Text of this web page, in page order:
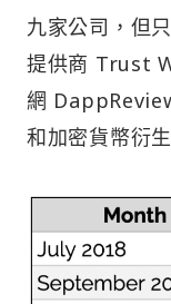
九家公司，但
提供商 Trust
網
和加密貨幣衍